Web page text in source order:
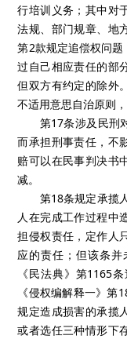
行培训义务；其中对
法规、部门规章、地
第2款规定追偿权问
过自己相应责任的部
但双方有约定的除外
不适用意思自治原则
第17条涉及民刑对
而承担刑事责任，不
赔可以在民事判决书
减。
第18条规定承揽人
人在完成工作过程中
担侵权责任，定作人
应的责任；但该条
《民法典》第1165
《侵权编解释一》第
规定造成损害的承揽
或者选任三种情形下